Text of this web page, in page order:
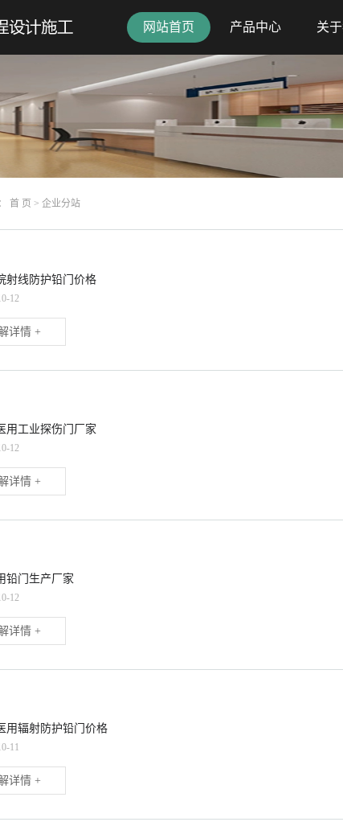
网站首页 产品中心 关于
首 页 > 企业分站
射线防护铅门价格
12
详情 +
用工业探伤门厂家
12
详情 +
铅门生产厂家
12
详情 +
用辐射防护铅门价格
11
详情 +